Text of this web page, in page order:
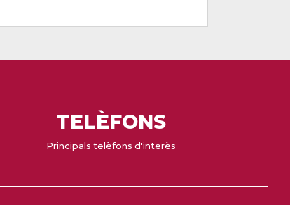
TELÈFONS
Principals telèfons d'interès